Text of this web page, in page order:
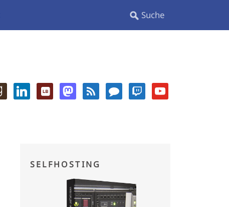
SELFHOSTING